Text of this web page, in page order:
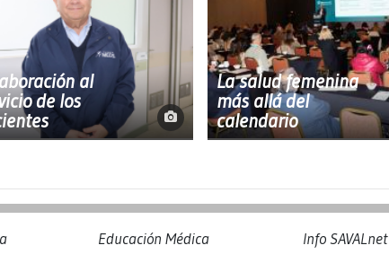
al
de los
La salud femenina
más allá del
calendario
Educación Médica Info SAVALnet